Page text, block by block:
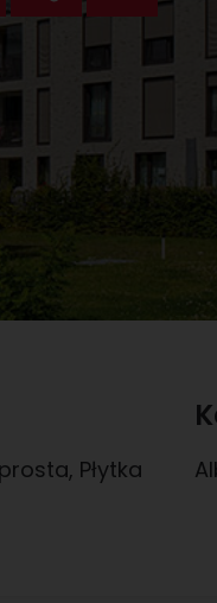
, Płytka